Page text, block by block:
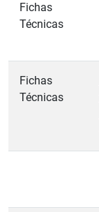
Fichas
Técnicas
Fichas
Técnicas